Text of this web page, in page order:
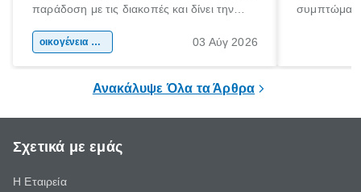
παράδοση με τις διακοπές και δίνει την
χώρας. Είτε πρόκειται για λίγες μέρες
οικογένεια & παιδί 03 Αύγ 2026
Ανακάλυψε Όλα τα Άρθρα
Σχετικά με εμάς
Η Εταιρεία